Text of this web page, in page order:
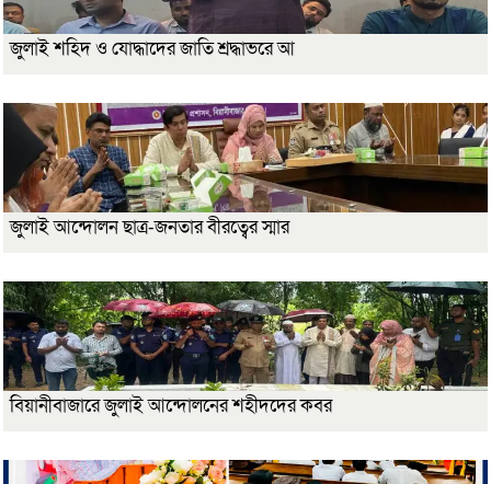
জুলাই শহিদ ও যোদ্ধাদের জাতি শ্রদ্ধাভরে আ
জুলাই আন্দোলন ছাত্র-জনতার বীরত্বের স্মার
বিয়ানীবাজারে জুলাই আন্দোলনের শহীদদের কবর